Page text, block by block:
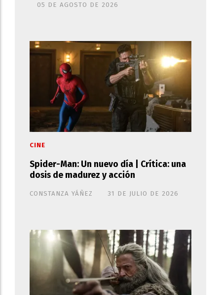
05 DE AGOSTO DE 2026
Spider-Man: Un nuevo día | Crítica: una
dosis de madurez y acción
CONSTANZA YÁÑEZ
CINE
31 DE JULIO DE 2026